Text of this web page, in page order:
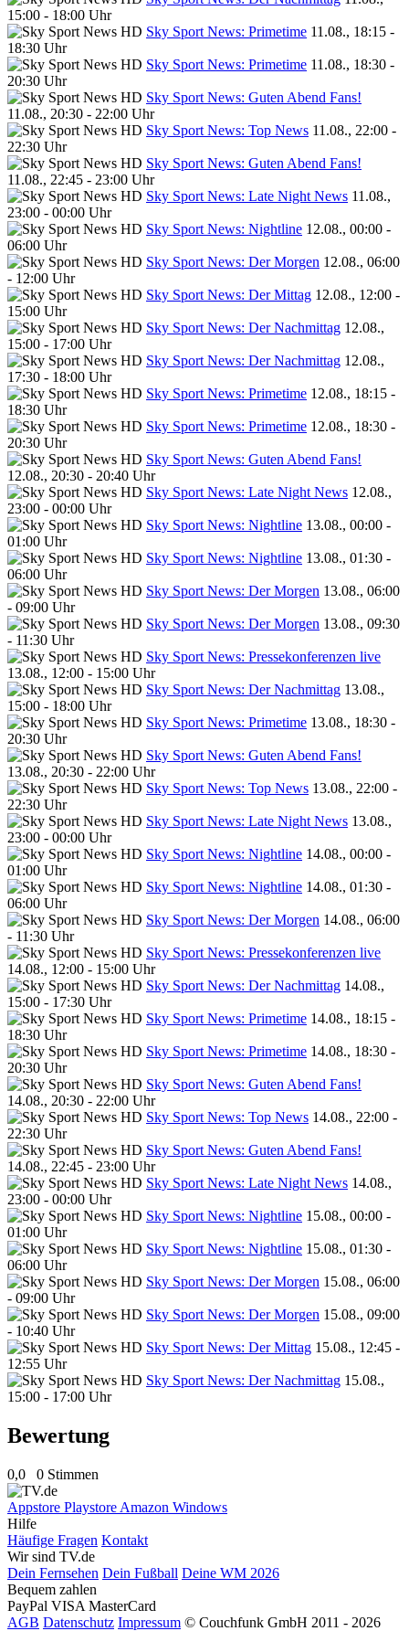
15:00 - 18:00 Uhr
Sky Sport News: Primetime 11.08., 18:15 -
18:30 Uhr
Sky Sport News: Primetime 11.08., 18:30 -
20:30 Uhr
Sky Sport News: Guten Abend Fans!
11.08., 20:30 - 22:00 Uhr
Sky Sport News: Top News 11.08., 22:00 -
22:30 Uhr
Sky Sport News: Guten Abend Fans!
11.08., 22:45 - 23:00 Uhr
Sky Sport News: Late Night News 11.08.,
23:00 - 00:00 Uhr
Sky Sport News: Nightline 12.08., 00:00 -
06:00 Uhr
Sky Sport News: Der Morgen 12.08., 06:00
- 12:00 Uhr
Sky Sport News: Der Mittag 12.08., 12:00 -
15:00 Uhr
Sky Sport News: Der Nachmittag 12.08.,
15:00 - 17:00 Uhr
Sky Sport News: Der Nachmittag 12.08.,
17:30 - 18:00 Uhr
Sky Sport News: Primetime 12.08., 18:15 -
18:30 Uhr
Sky Sport News: Primetime 12.08., 18:30 -
20:30 Uhr
Sky Sport News: Guten Abend Fans!
12.08., 20:30 - 20:40 Uhr
Sky Sport News: Late Night News 12.08.,
23:00 - 00:00 Uhr
Sky Sport News: Nightline 13.08., 00:00 -
01:00 Uhr
Sky Sport News: Nightline 13.08., 01:30 -
06:00 Uhr
Sky Sport News: Der Morgen 13.08., 06:00
- 09:00 Uhr
Sky Sport News: Der Morgen 13.08., 09:30
- 11:30 Uhr
Sky Sport News: Pressekonferenzen live
13.08., 12:00 - 15:00 Uhr
Sky Sport News: Der Nachmittag 13.08.,
15:00 - 18:00 Uhr
Sky Sport News: Primetime 13.08., 18:30 -
20:30 Uhr
Sky Sport News: Guten Abend Fans!
13.08., 20:30 - 22:00 Uhr
Sky Sport News: Top News 13.08., 22:00 -
22:30 Uhr
Sky Sport News: Late Night News 13.08.,
23:00 - 00:00 Uhr
Sky Sport News: Nightline 14.08., 00:00 -
01:00 Uhr
Sky Sport News: Nightline 14.08., 01:30 -
06:00 Uhr
Sky Sport News: Der Morgen 14.08., 06:00
- 11:30 Uhr
Sky Sport News: Pressekonferenzen live
14.08., 12:00 - 15:00 Uhr
Sky Sport News: Der Nachmittag 14.08.,
15:00 - 17:30 Uhr
Sky Sport News: Primetime 14.08., 18:15 -
18:30 Uhr
Sky Sport News: Primetime 14.08., 18:30 -
20:30 Uhr
Sky Sport News: Guten Abend Fans!
14.08., 20:30 - 22:00 Uhr
Sky Sport News: Top News 14.08., 22:00 -
22:30 Uhr
Sky Sport News: Guten Abend Fans!
14.08., 22:45 - 23:00 Uhr
Sky Sport News: Late Night News 14.08.,
23:00 - 00:00 Uhr
Sky Sport News: Nightline 15.08., 00:00 -
01:00 Uhr
Sky Sport News: Nightline 15.08., 01:30 -
06:00 Uhr
Sky Sport News: Der Morgen 15.08., 06:00
- 09:00 Uhr
Sky Sport News: Der Morgen 15.08., 09:00
- 10:40 Uhr
Sky Sport News: Der Mittag 15.08., 12:45 -
12:55 Uhr
Sky Sport News: Der Nachmittag 15.08.,
15:00 - 17:00 Uhr
Bewertung
0,0 0 Stimmen
Appstore Playstore Amazon Windows
Hilfe
Häufige Fragen Kontakt
Wir sind TV.de
Dein Fernsehen Dein Fußball Deine WM 2026
Bequem zahlen
PayPal VISA MasterCard
AGB Datenschutz Impressum © Couchfunk GmbH 2011 - 2026